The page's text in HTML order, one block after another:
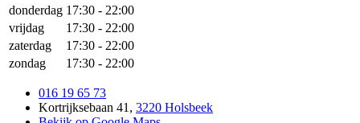
donderdag 17:30 - 22:00
vrijdag
17:30 - 22:00
zaterdag
17:30 - 22:00
zondag
17:30 - 22:00
016 19 65 73
Kortrijksebaan 41 , 3220 Holsbeek